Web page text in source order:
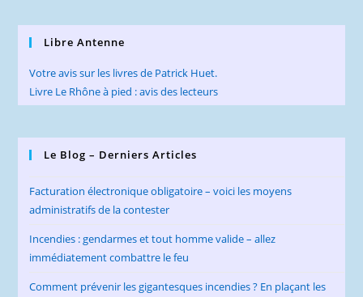
Libre Antenne
Votre avis sur les livres de Patrick Huet.
Livre Le Rhône à pied : avis des lecteurs
Le Blog – Derniers Articles
Facturation électronique obligatoire – voici les moyens
administratifs de la contester
Incendies : gendarmes et tout homme valide – allez
immédiatement combattre le feu
Comment prévenir les gigantesques incendies ? En plaçant les